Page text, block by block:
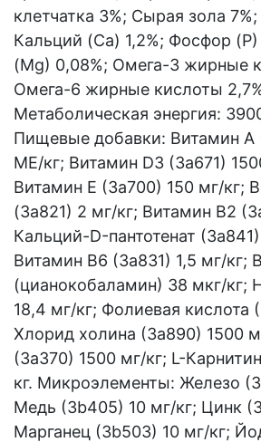
клетчатка 3%; Сырая зола 7%;
Кальций (Са) 1,2%; Фосфор
(Mg) 0,08%; Омега-3 жирные
Омега-6 жирные кислоты
Метаболическая энергия:
Пищевые добавки: Витамин A
МЕ/кг; Витамин D3 (3а671)
Витамин Е (3а700) 150 мг/кг;
(3a821) 2 мг/кг; Витамин B2
Кальций-D-пантотенат
Витамин B6 (3a831) 1,5 мг/кг;
(цианокобаламин) 38 мкг/кг;
18,4 мг/кг; Фолиевая кислота
Хлорид холина (3a890) 1500
(3a370) 1500 мг/кг; L-
кг. Микроэлементы: Железо
Медь (3b405) 10 мг/кг; Цинк
Марганец (3b503) 10 мг/кг;